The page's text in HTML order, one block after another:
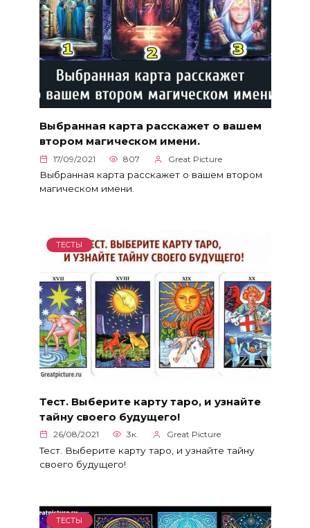
Выбранная карта расскажет о вашем
втором магическом имени.
17/09/2021 807 Great Picture
Выбранная карта расскажет о вашем втором
магическом имени.
ТЕСТЫ
Тест. Выберите карту таро, и узнайте
тайну своего будущего!
26/08/2021 3к. Great Picture
Тест. Выберите карту таро, и узнайте тайну
своего будущего!
ТЕСТЫ